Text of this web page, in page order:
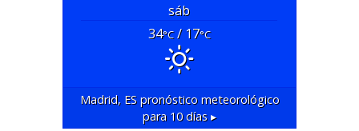
sáb
34°C/ 17°C
Madrid, ESpronóstico meteorológico
para 10 días ▸